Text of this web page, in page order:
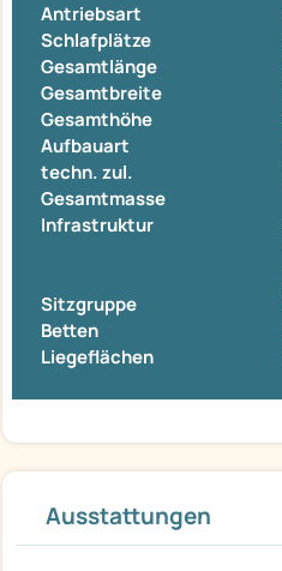
Antriebsart
Schlafplätze
Gesamtlänge
Gesamtbreite
Gesamthöhe
Aufbauart
techn. zul.
Gesamtmasse
Infrastruktur
Sitzgruppe
Betten
Liegeflächen
Ausstattungen